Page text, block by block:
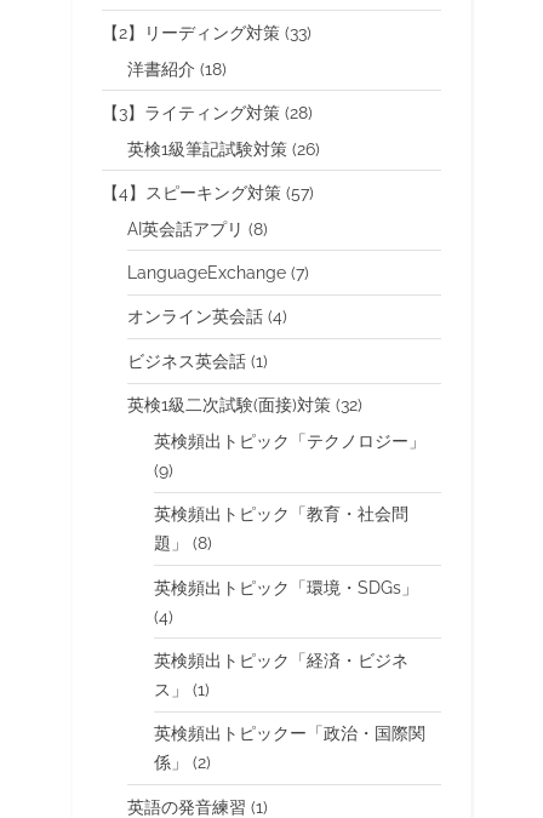
【2】リーディング対策 (33)
洋書紹介 (18)
【3】ライティング対策 (28)
英検1級筆記試験対策 (26)
【4】スピーキング対策 (57)
AI英会話アプリ (8)
LanguageExchange (7)
オンライン英会話 (4)
ビジネス英会話 (1)
英検1級二次試験(面接)対策 (32)
英検頻出トピック「テクノロジー」
(9)
英検頻出トピック「教育・社会問
題」
(8)
英検頻出トピック「環境・SDGs」
(4)
英検頻出トピック「経済・ビジネ
ス」
(1)
英検頻出トピックー「政治・国際関
係」
(2)
英語の発音練習 (1)